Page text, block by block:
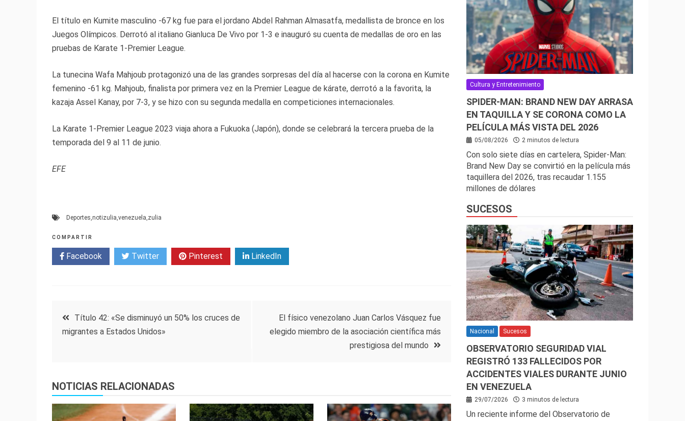
El título en Kumite masculino -67 kg fue para el jordano Abdel Rahman Almasatfa, medallista de bronce en los
Juegos Olímpicos. Derrotó al italiano Gianluca De Vivo por 1-3 e inauguró su cuenta de medallas de oro en las
pruebas de Karate 1-Premier League.
La tunecina Wafa Mahjoub protagonizó una de las grandes sorpresas del día al hacerse con la corona en Kumite
femenino -61 kg. Mahjoub, finalista por primera vez en la Premier League de kárate, derrotó a la favorita, la
kazaja Assel Kanay, por 7-3, y se hizo con su segunda medalla en competiciones internacionales.
La Karate 1-Premier League 2023 viaja ahora a Fukuoka (Japón), donde se celebrará la tercera prueba de la
temporada del 9 al 11 de junio.
EFE
Deportes,notizulia,venezuela,zulia
COMPARTIR
Facebook Twitter Pinterest LinkedIn
Navegación
Título 42: «Se disminuyó un 50% los cruces de
migrantes a Estados Unidos»
El físico venezolano Juan Carlos Vásquez fue
elegido miembro de la asociación científica más
prestigiosa del mundo
NOTICIAS RELACIONADAS
Cultura y Entretenimiento
SPIDER-MAN: BRAND NEW DAY ARRASA
EN TAQUILLA Y SE CORONA COMO LA
PELÍCULA MÁS VISTA DEL 2026
05/08/2026 2 minutos de lectura
Con solo siete días en cartelera, Spider-Man:
Brand New Day se convirtió en la película más
taquillera del 2026, tras recaudar 1.155
millones de dólares
SUCESOS
Nacional Sucesos
OBSERVATORIO SEGURIDAD VIAL
REGISTRÓ 133 FALLECIDOS POR
ACCIDENTES VIALES DURANTE JUNIO
EN VENEZUELA
29/07/2026 3 minutos de lectura
Un reciente informe del Observatorio de